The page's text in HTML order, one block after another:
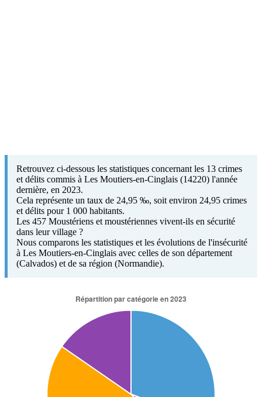
Retrouvez ci-dessous les statistiques concernant les 13 crimes
et délits commis à Les Moutiers-en-Cinglais (14220) l'année
dernière, en 2023.
Cela représente un taux de 24,95 ‰, soit environ 24,95 crimes
et délits pour 1 000 habitants.
Les 457 Moustériens et moustériennes vivent-ils en sécurité
dans leur village ?
Nous comparons les statistiques et les évolutions de l'insécurité
à Les Moutiers-en-Cinglais avec celles de son département
(Calvados) et de sa région (Normandie).